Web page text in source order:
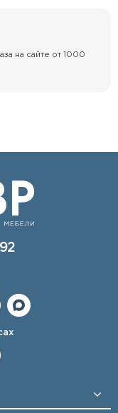
на сайте от 1000